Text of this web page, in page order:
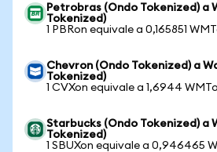
Petrobras (Ondo Tokenized) a
Tokenized)
1 PBRon equivale a 0,165851
Chevron (Ondo Tokenized) a
Tokenized)
1 CVXon equivale a 1,6944
Starbucks (Ondo Tokenized) a
Tokenized)
1 SBUXon equivale a 0,946465